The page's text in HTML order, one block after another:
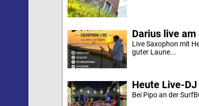
Darius live
Live Saxophon mit
guter Laune...
Heute Live-
Bei Pipo an der